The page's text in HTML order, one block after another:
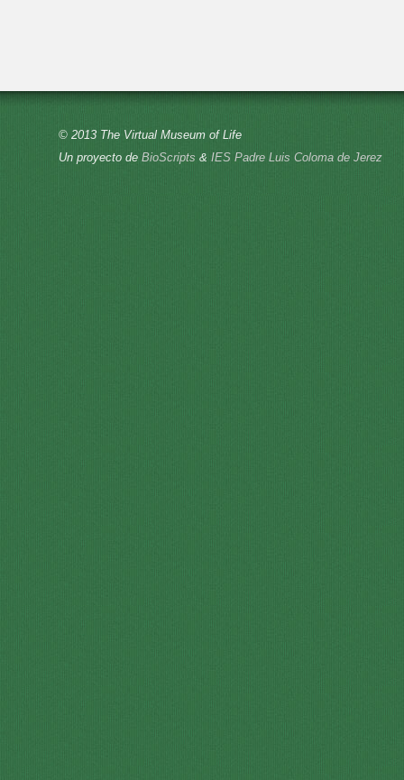
© 2013 The Virtual Museum of Life
Un proyecto de BioScripts & IES Padre Luis Coloma de Jerez